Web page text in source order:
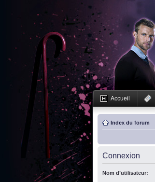
Accueil
Index du forum
Connexion
Nom d’utilisateur: